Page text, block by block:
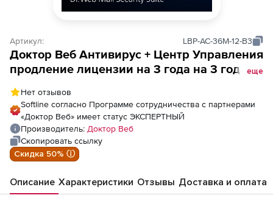
Артикул: LBP-AC-36M-12-B3
Доктор Веб Антивирус + Центр Управления
продление лицензии на 3 года на 3 года
еще
Нет отзывов
Softline согласно Программе сотрудничества с партнерами
«Доктор Веб» имеет статус ЭКСПЕРТНЫЙ
Производитель: Доктор Веб
Скопировать ссылку
Скидка 50% ⓘ
Описание Характеристики Отзывы Доставка и оплата